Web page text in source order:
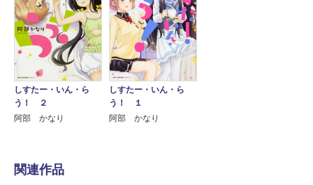
しすたー・いん・ら
う！ ２
阿部 かなり
しすたー・いん・ら
う！ １
阿部 かなり
関連作品